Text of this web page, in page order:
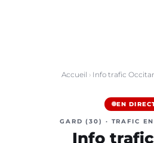
Accueil › Info trafic
EN
GARD (30) · TRAFIC
Info trafic